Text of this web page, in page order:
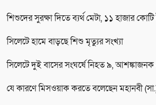
শিশুদের সুরক্ষা দিতে ব্যর্থ মেটা, ১১ হাজার কোটি
সিলেটে হামে বাড়ছে শিশু মৃত্যুর সংখ্যা
সিলেটে দুই বাসের সংঘর্ষে নিহত ৯,
যে কারণে মিসওয়াক করতে বলেছেন মহানবী